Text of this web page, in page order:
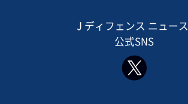
J ディフェンス ニュース
公式SNS